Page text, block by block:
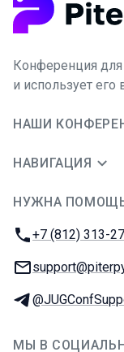
Конференция для
и использует его
НАШИ
НАВИГАЦИЯ
НУЖНА
Телефон:
+7 (812) 313-
E-mail:
Телеграм:
МЫ В